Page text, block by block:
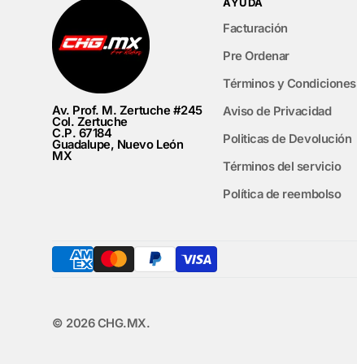
Av. Prof. M. Zertuche #245
Col. Zertuche
C.P. 67184
Guadalupe, Nuevo León
MX
Facturación
Pre Ordenar
Términos y Condiciones
Aviso de Privacidad
Politicas de Devolución
Términos del servicio
Política de reembolso
© 2026CHG.MX.